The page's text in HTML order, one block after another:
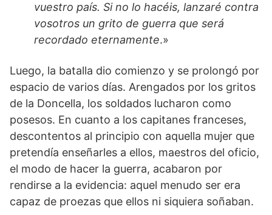
vuestro país. Si no lo hacéis, lanzaré contra
vosotros un grito de guerra que será
recordado eternamente.»
Luego, la batalla dio comienzo y se prolongó por
espacio de varios días. Arengados por los gritos
de la Doncella, los soldados lucharon como
posesos. En cuanto a los capitanes franceses,
descontentos al principio con aquella mujer que
pretendía enseñarles a ellos, maestros del oficio,
el modo de hacer la guerra, acabaron por
rendirse a la evidencia: aquel menudo ser era
capaz de proezas que ellos ni siquiera soñaban.